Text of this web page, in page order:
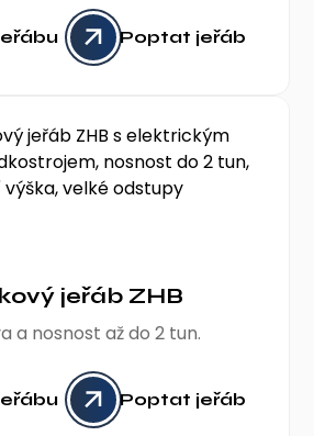
Poptat jeřáb
jeřáb ZHB
a nosnost až do 2 tun.
Poptat jeřáb